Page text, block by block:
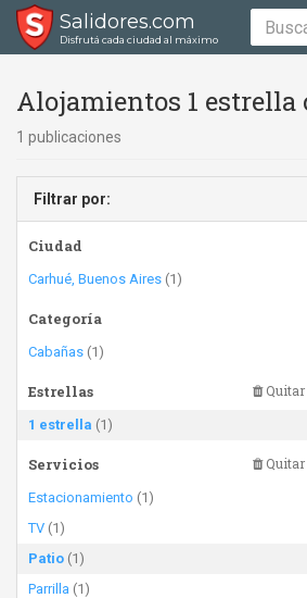
Salidores.com
Disfrutá cada ciudad al máximo
Alojamientos 1 estrella
1 publicaciones
Filtrar por:
Ciudad
Carhué, Buenos Aires (1)
Categoría
Cabañas (1)
Estrellas Quitar
1 estrella (1)
Servicios Quitar
Estacionamiento (1)
TV (1)
Patio (1)
Parrilla (1)